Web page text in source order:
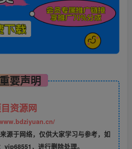
重要声明
资源网
源于网络，仅供大家学习与参考，如
，进行删除处理。